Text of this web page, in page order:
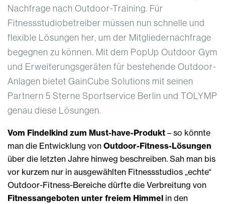
Nachfrage nach Outdoor-Training. Für
Fitnessstudiobetreiber müssen nun schnelle und
flexible Lösungen her, um der Mitgliedernachfrage
begegnen zu können. Mit dem PopUp Outdoor Gym
und Erweiterungsgeräten für bestehende Outdoor-
Anlagen bietet GainCube Solutions mit seinen
Partnern 5 Sterne Sportservice Berlin und TOLYMP
genau diese Lösungen.
Vom Findelkind zum Must-have-Produkt – so könnte
man die Entwicklung von Outdoor-Fitness-Lösungen
über die letzten Jahre hinweg beschreiben. Sah man bis
vor kurzem nur in ausgewählten Fitnessstudios „echte“
Outdoor-Fitness-Bereiche dürfte die Verbreitung von
Fitnessangeboten unter freiem Himmel in den